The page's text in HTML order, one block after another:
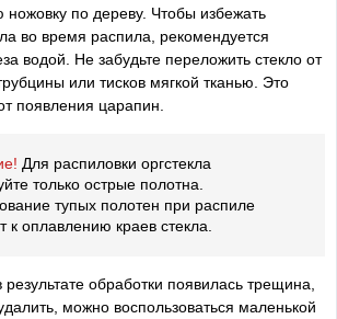
по дереву. Чтобы избежать
во время распила, рекомендуется
водой. Не забудьте переложить стекло от
или тисков мягкой тканью. Это
появления царапин.
Для распиловки оргстекла
только острые полотна.
тупых полотен при распиле
к оплавлению краев стекла.
результате обработки появилась трещина,
можно воспользоваться маленькой